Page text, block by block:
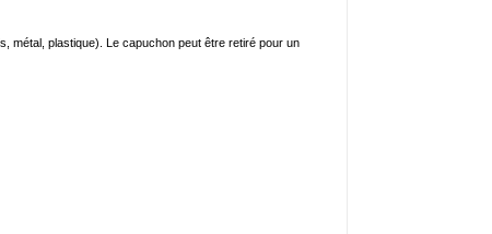
métal, plastique). Le capuchon peut être retiré pour un